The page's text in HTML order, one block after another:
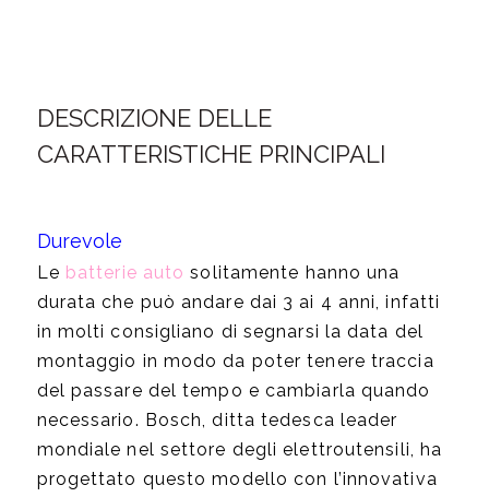
DESCRIZIONE DELLE
CARATTERISTICHE PRINCIPALI
Durevole
Le batterie auto solitamente hanno una
durata che può andare dai 3 ai 4 anni, infatti
in molti consigliano di segnarsi la data del
montaggio in modo da poter tenere traccia
del passare del tempo e cambiarla quando
necessario. Bosch, ditta tedesca leader
mondiale nel settore degli elettroutensili, ha
progettato questo modello con l’innovativa